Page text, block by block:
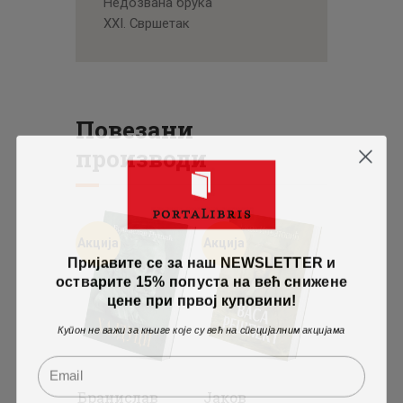
XXI. Свршетак
Повезани
производи
Бранислав
Јаков
Пријавите се за наш NEWSLETTER и
остварите 15% попуста на већ снижене
цене при првој куповини!
Купон не важи за књиге које су већ на специјалним акцијама